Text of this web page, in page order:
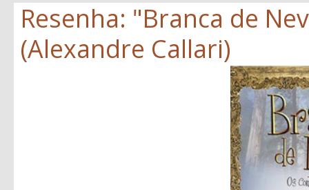
Resenha: "Branca de
(Alexandre Callari)